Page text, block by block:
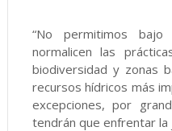
“No permitimos
normalicen las
biodiversidad y zonas
recursos hídricos más
excepciones, por
tendrán que enfrentar la